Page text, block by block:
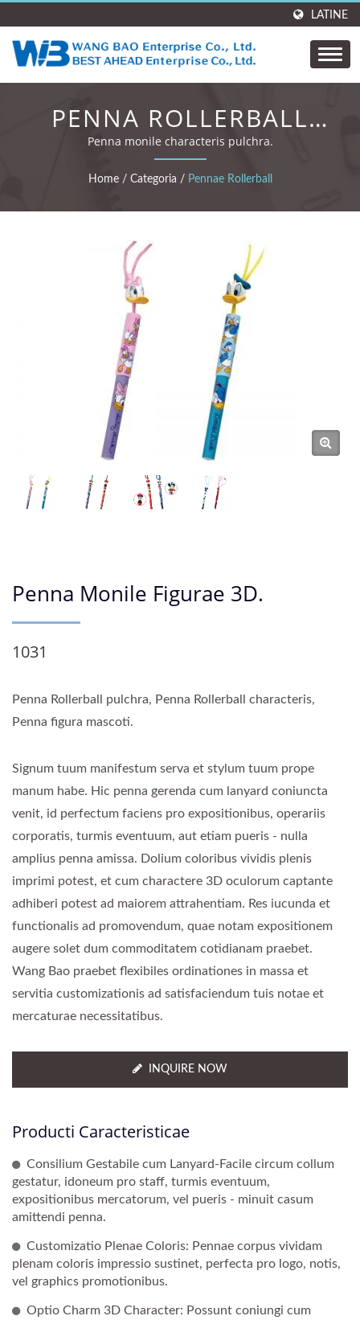
LATINE
PENNA ROLLERBALL
PULCHRA, PENNA
ROLLERBALL
CHARACTERIS, PENNA
FIGURA MASCOTI.
Penna monile characteris pulchra.
Home / Categoria / Pennae Rollerball
Penna Monile Figurae 3D.
1031
Penna Rollerball pulchra, Penna Rollerball characteris,
Penna figura mascoti.
Signum tuum manifestum serva et stylum tuum prope
manum habe. Hic penna gerenda cum lanyard coniuncta
venit, id perfectum faciens pro expositionibus, operariis
corporatis, turmis eventuum, aut etiam pueris - nulla
amplius penna amissa. Dolium coloribus vividis plenis
imprimi potest, et cum charactere 3D oculorum captante
adhiberi potest ad maiorem attrahentiam. Res iucunda et
functionalis ad promovendum, quae notam expositionem
augere solet dum commoditatem cotidianam praebet.
Wang Bao praebet flexibiles ordinationes in massa et
servitia customizationis ad satisfaciendum tuis notae et
mercaturae necessitatibus.
INQUIRE NOW
Producti Caracteristicae
Consilium Gestabile cum Lanyard-Facile circum collum
gestatur, idoneum pro staff, turmis eventuum,
expositionibus mercatorum, vel pueris - minuit casum
amittendi penna.
Customizatio Plenae Coloris: Pennae corpus vividam
plenam coloris impressio sustinet, perfecta pro logo, notis,
vel graphics promotionibus.
Optio Charm 3D Character: Possunt coniungi cum